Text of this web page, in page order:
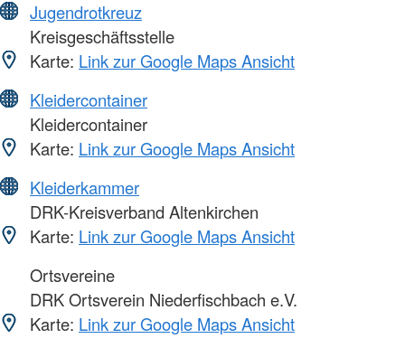
Jugendrotkreuz
Kreisgeschäftsstelle
Karte: Link zur Google Maps Ansicht
Kleidercontainer
Kleidercontainer
Karte: Link zur Google Maps Ansicht
Kleiderkammer
DRK-Kreisverband Altenkirchen
Karte: Link zur Google Maps Ansicht
Ortsvereine
DRK Ortsverein Niederfischbach e.V.
Karte: Link zur Google Maps Ansicht